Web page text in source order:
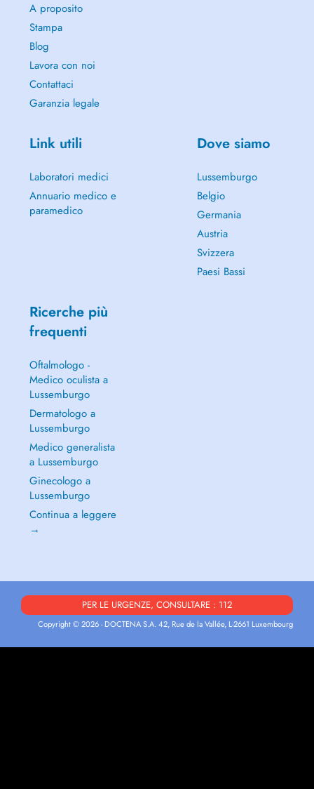
A proposito
Stampa
Blog
Lavora con noi
Contattaci
Garanzia legale
Link utili
Laboratori medici
Annuario medico e
paramedico
Dove siamo
Lussemburgo
Belgio
Germania
Austria
Svizzera
Paesi Bassi
Ricerche più
frequenti
Oftalmologo -
Medico oculista a
Lussemburgo
Dermatologo a
Lussemburgo
Medico generalista
a Lussemburgo
Ginecologo a
Lussemburgo
Continua a leggere
→
PER LE URGENZE, CONSULTARE : 112
Copyright © 2026 - DOCTENA S.A. 42, Rue de la Vallée, L-2661 Luxembourg